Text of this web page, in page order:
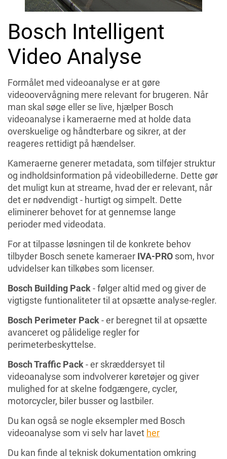
Bosch Intelligent
Video Analyse
Formålet med videoanalyse er at gøre
videoovervågning mere relevant for brugeren. Når
man skal søge eller se live, hjælper Bosch
videoanalyse i kameraerne med at holde data
overskuelige og håndterbare og sikrer, at der
reageres rettidigt på hændelser.
Kameraerne generer metadata, som tilføjer struktur
og indholdsinformation på videobillederne. Dette gør
det muligt kun at streame, hvad der er relevant, når
det er nødvendigt - hurtigt og simpelt. Dette
eliminerer behovet for at gennemse lange
perioder med videodata.
For at tilpasse løsningen til de konkrete behov
tilbyder Bosch senete kameraer IVA-PRO som, hvor
udvidelser kan tilkøbes som licenser.
Bosch Building Pack- følger altid med og giver de
vigtigste funtionaliteter til at opsætte analyse-regler.
Bosch Perimeter Pack- er beregnet til at opsætte
avanceret og pålidelige regler for
perimeterbeskyttelse.
Bosch Traffic Pack- er skræddersyet til
videoanalyse som indvolverer køretøjer og giver
mulighed for at skelne fodgængere, cycler,
motorcycler, biler busser og lastbiler.
Du kan også se nogle eksempler med Bosch
videoanalyse som vi selv har lavet her
Du kan finde al teknisk dokumentation omkring